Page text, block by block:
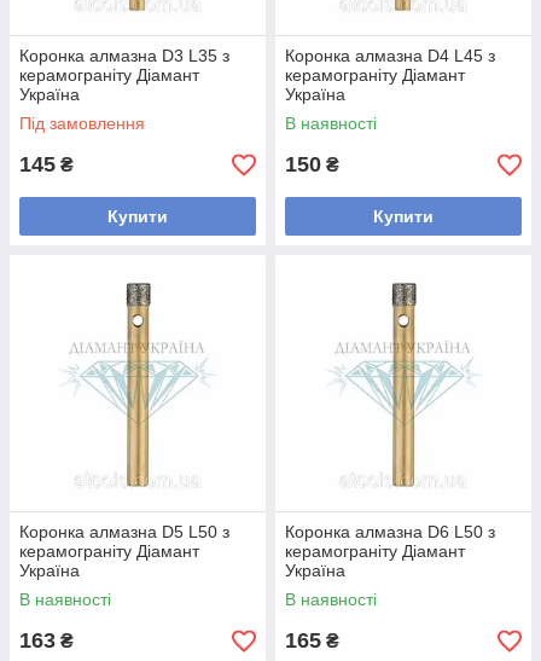
Коронка алмазна D3 L35 з
керамограніту Діамант
Україна
Під замовлення
145 ₴
Купити
Коронка алмазна D4 L45 з
керамограніту Діамант
Україна
В наявності
150 ₴
Купити
Коронка алмазна D5 L50 з
керамограніту Діамант
Україна
В наявності
163 ₴
Коронка алмазна D6 L50 з
керамограніту Діамант
Україна
В наявності
165 ₴